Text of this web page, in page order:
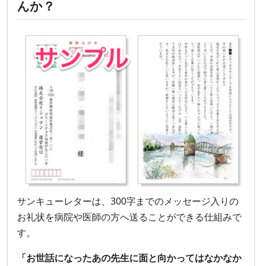
んか？
サンキューレターは、300字までのメッセージ入りの
お礼状を病院や医師の方へ送ることができる仕組みで
す。
「お世話になったあの先生に面と向かってはなかなか